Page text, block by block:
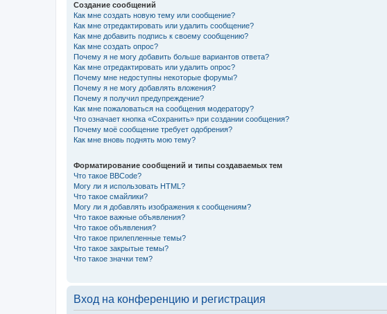
Создание сообщений
Как мне создать новую тему или сообщение?
Как мне отредактировать или удалить сообщение?
Как мне добавить подпись к своему сообщению?
Как мне создать опрос?
Почему я не могу добавить больше вариантов ответа?
Как мне отредактировать или удалить опрос?
Почему мне недоступны некоторые форумы?
Почему я не могу добавлять вложения?
Почему я получил предупреждение?
Как мне пожаловаться на сообщения модератору?
Что означает кнопка «Сохранить» при создании сообщения?
Почему моё сообщение требует одобрения?
Как мне вновь поднять мою тему?
Форматирование сообщений и типы создаваемых тем
Что такое BBCode?
Могу ли я использовать HTML?
Что такое смайлики?
Могу ли я добавлять изображения к сообщениям?
Что такое важные объявления?
Что такое объявления?
Что такое прилепленные темы?
Что такое закрытые темы?
Что такое значки тем?
Вход на конференцию и регистрация